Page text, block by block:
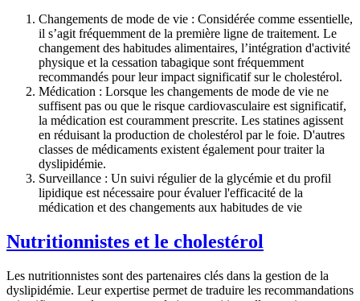
Changements de mode de vie : Considérée comme essentielle,
il s’agit fréquemment de la première ligne de traitement. Le
changement des habitudes alimentaires, l’intégration d'activité
physique et la cessation tabagique sont fréquemment
recommandés pour leur impact significatif sur le cholestérol.
Médication : Lorsque les changements de mode de vie ne
suffisent pas ou que le risque cardiovasculaire est significatif,
la médication est couramment prescrite. Les statines agissent
en réduisant la production de cholestérol par le foie. D'autres
classes de médicaments existent également pour traiter la
dyslipidémie.
Surveillance : Un suivi régulier de la glycémie et du profil
lipidique est nécessaire pour évaluer l'efficacité de la
médication et des changements aux habitudes de vie
Nutritionnistes et le cholestérol
Les nutritionnistes sont des partenaires clés dans la gestion de la
dyslipidémie. Leur expertise permet de traduire les recommandations